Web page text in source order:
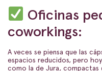
Oficinas
coworkings:
A veces se piensa que las
espacios reducidos, pero
como la de Jura,